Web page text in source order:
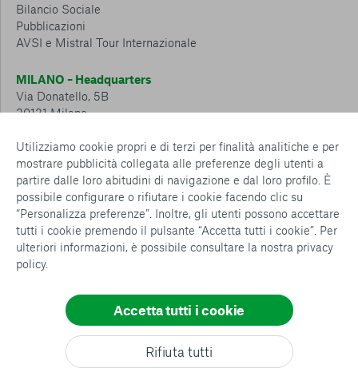
Utilizziamo cookie propri e di terzi per finalità analitiche e per
mostrare pubblicità collegata alle preferenze degli utenti a
partire dalle loro abitudini di navigazione e dal loro profilo. È
possibile configurare o rifiutare i cookie facendo clic su
“Personalizza preferenze”. Inoltre, gli utenti possono accettare
tutti i cookie premendo il pulsante “Accetta tutti i cookie”. Per
ulteriori informazioni, è possibile consultare la nostra privacy
policy.
Rifiuta tutti
Accetta tutti i cookie
Consenti tutti
Bilancio Sociale
Pubblicazioni
AVSI e Mistral Tour Internazionale
MILANO – Headquarters
Via Donatello, 5B
20131 Milano
CESENA – Sostegno a distanza
Via Padre Vicinio da Sarsina, 216
47521 Cesena
Tel.: 0547 360 811
Detrazioni e deduzioni fiscali sulle donazioni: cosa sapere e
come usufruirne
Whistleblowing Policy
Privacy policy
Cookie policy
Configurazione Cookies